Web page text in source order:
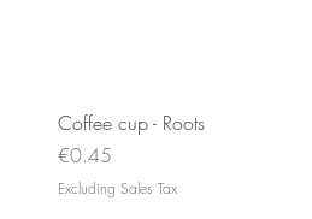
Coffee cup - Roots
Price
€0.45
Excluding Sales Tax